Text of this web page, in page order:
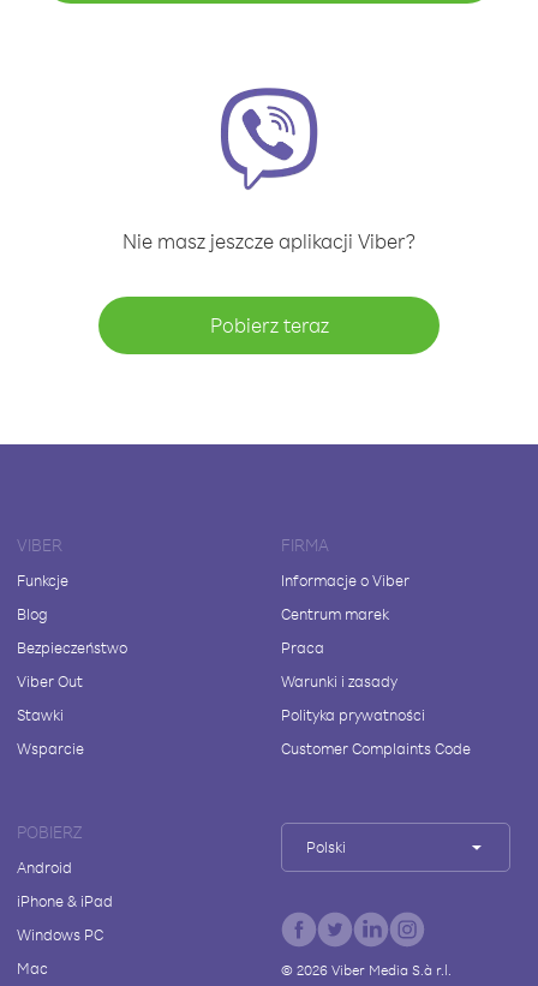
Nie masz jeszcze aplikacji Viber?
Pobierz teraz
VIBER
Funkcje
Blog
Bezpieczeństwo
Viber Out
Stawki
Wsparcie
FIRMA
Informacje o Viber
Centrum marek
Praca
Warunki i zasady
Polityka prywatności
Customer Complaints Code
POBIERZ
Android
iPhone & iPad
Windows PC
Mac
Polski
© 2026Viber Media S.à r.l.